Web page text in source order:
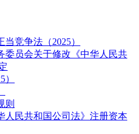
竞争法（2025）
委员会关于修改《中华人民共
则
人民共和国公司法》注册资本